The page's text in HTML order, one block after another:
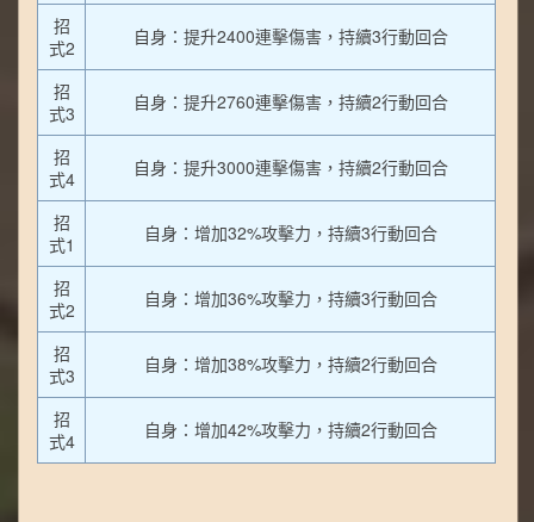
招
式2
自身：提升2400連擊傷害，持續3行動回合
招
式3
自身：提升2760連擊傷害，持續2行動回合
招
式4
自身：提升3000連擊傷害，持續2行動回合
招
式1
自身：增加32%攻擊力，持續3行動回合
招
式2
自身：增加36%攻擊力，持續3行動回合
招
式3
自身：增加38%攻擊力，持續2行動回合
招
式4
自身：增加42%攻擊力，持續2行動回合